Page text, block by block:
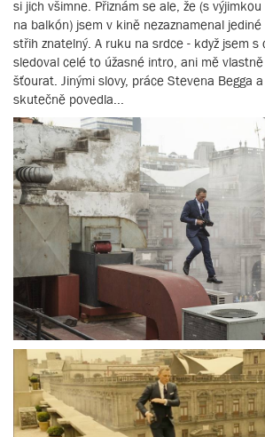
si jich všimne. Přiznám se ale, že (s
na balkón) jsem v kině nezaznamenal
střih znatelný. A ruku na srdce - když jsem s
sledoval celé to úžasné intro, ani mě
šťourat. Jinými slovy, práce Stevena Begga
skutečně povedla...